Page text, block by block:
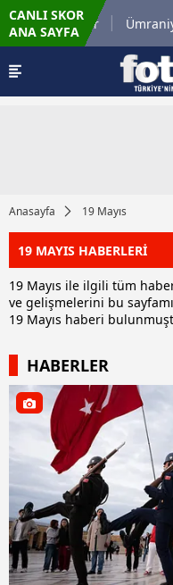
CANLI SKOR
ANA SAYFA
İstanbulspor
Anasayfa 19 Mayıs
19 MAYIS HABERLERİ
19 Mayıs ile ilgili tüm
ve gelişmelerini bu
19 Mayıs haberi
HABERLER